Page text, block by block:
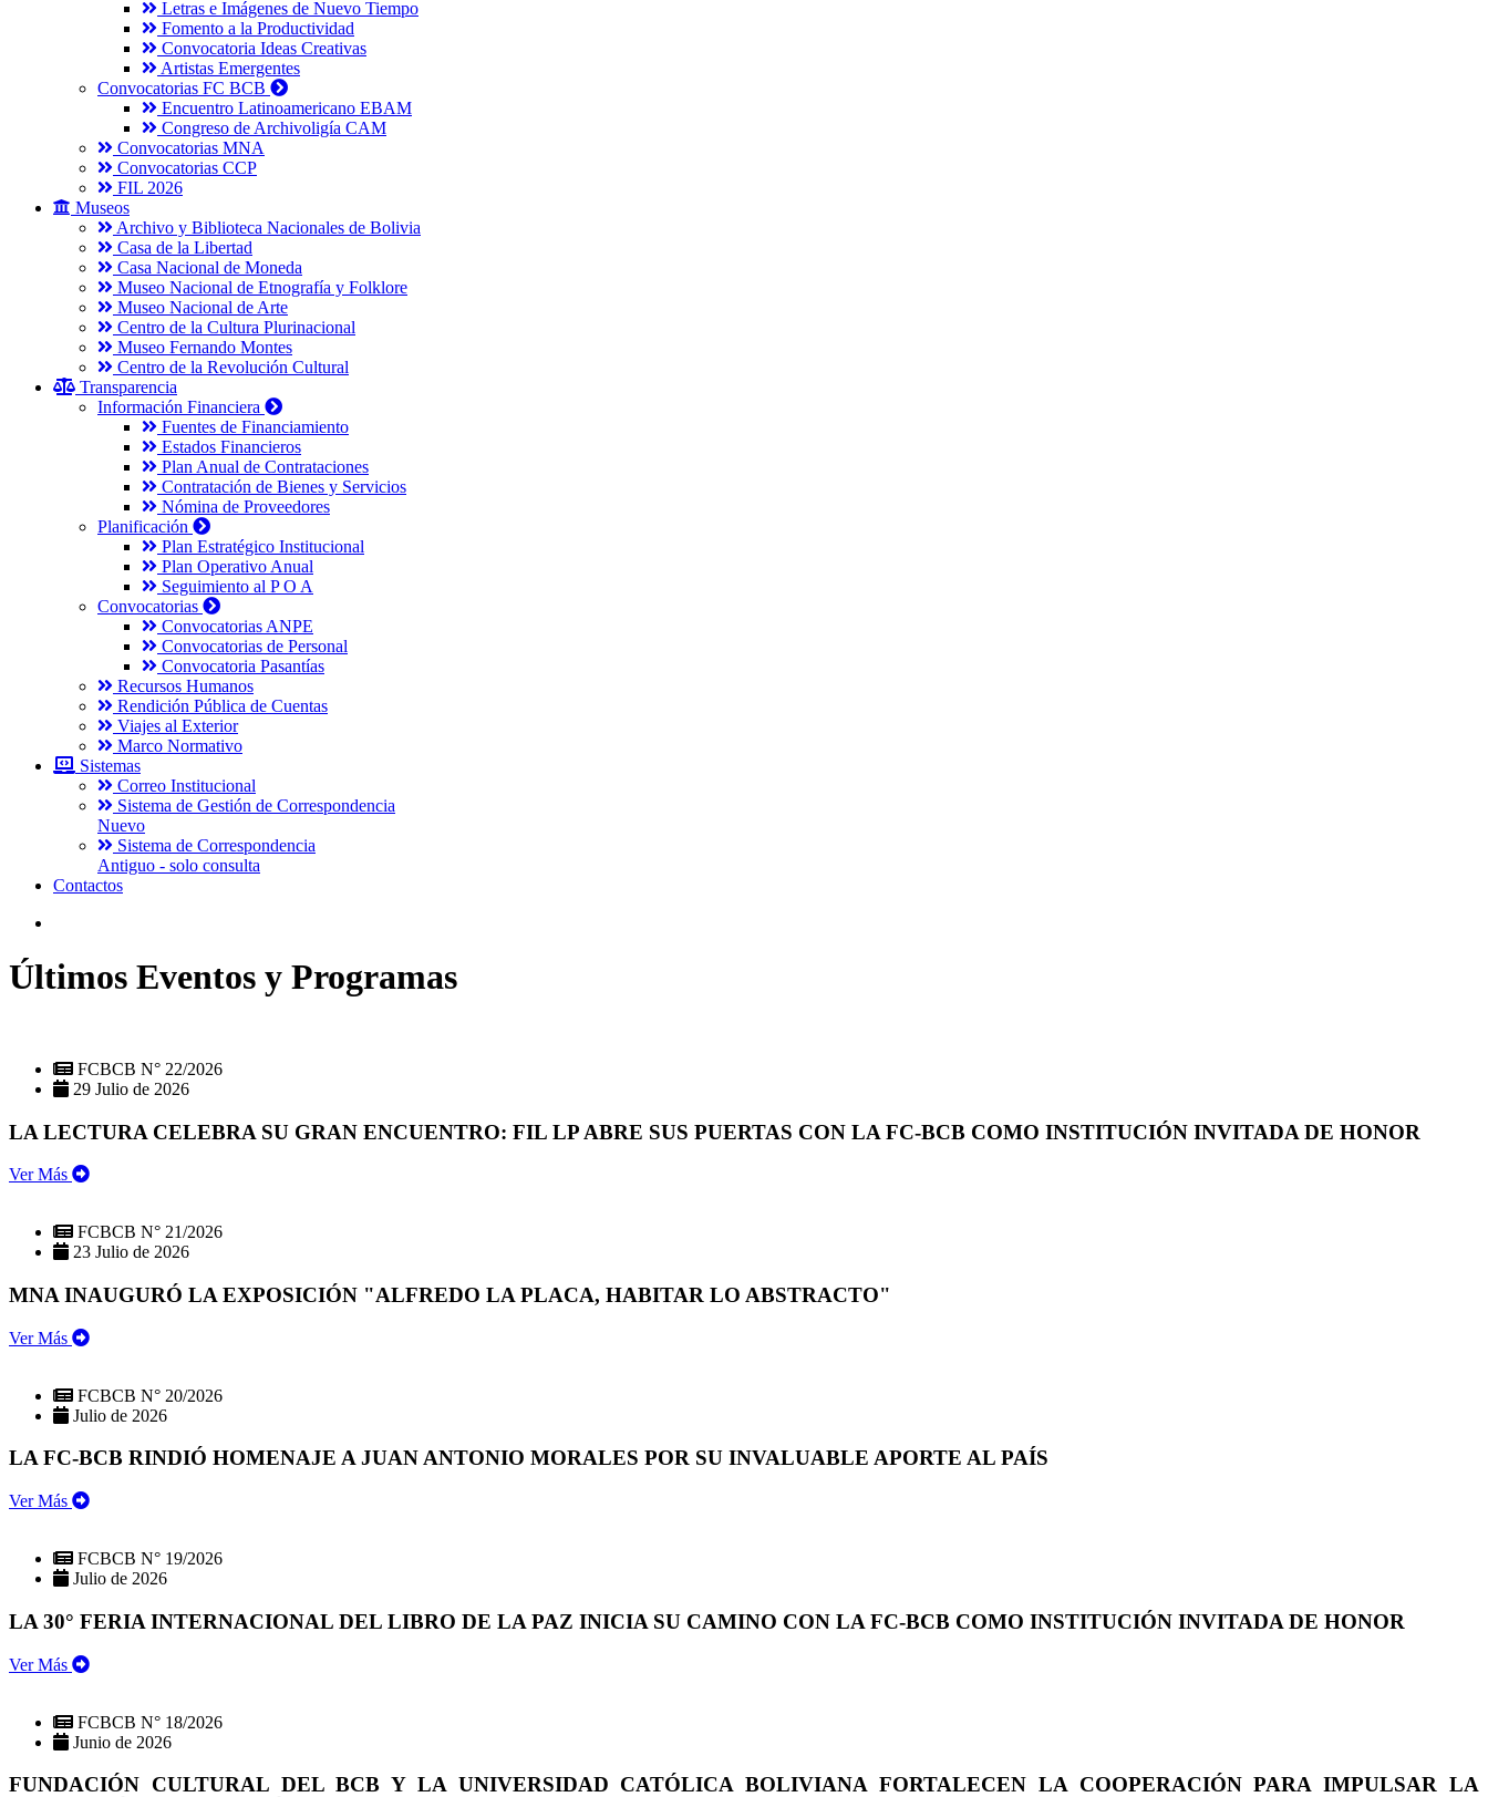
Letras e Imágenes de Nuevo Tiempo
Fomento a la Productividad
Convocatoria Ideas Creativas
Artistas Emergentes
Convocatorias FC BCB
Encuentro Latinoamericano EBAM
Congreso de Archivoligía CAM
Convocatorias MNA
Convocatorias CCP
FIL 2026
Museos
Archivo y Biblioteca Nacionales de Bolivia
Casa de la Libertad
Casa Nacional de Moneda
Museo Nacional de Etnografía y Folklore
Museo Nacional de Arte
Centro de la Cultura Plurinacional
Museo Fernando Montes
Centro de la Revolución Cultural
Transparencia
Información Financiera
Fuentes de Financiamiento
Estados Financieros
Plan Anual de Contrataciones
Contratación de Bienes y Servicios
Nómina de Proveedores
Planificación
Plan Estratégico Institucional
Plan Operativo Anual
Seguimiento al P O A
Convocatorias
Convocatorias ANPE
Convocatorias de Personal
Convocatoria Pasantías
Recursos Humanos
Rendición Pública de Cuentas
Viajes al Exterior
Marco Normativo
Sistemas
Correo Institucional
Sistema de Gestión de Correspondencia
Nuevo
Sistema de Correspondencia
Antiguo - solo consulta
Contactos
Últimos Eventos y Programas
FCBCB N° 22/2026
29 Julio de 2026
LA LECTURA CELEBRA SU GRAN ENCUENTRO: FIL LP ABRE SUS PUERTAS CON LA FC-BCB COMO INSTITUCIÓN INVITADA DE HONOR
Ver Más
FCBCB N° 21/2026
23 Julio de 2026
MNA INAUGURÓ LA EXPOSICIÓN "ALFREDO LA PLACA, HABITAR LO ABSTRACTO"
Ver Más
FCBCB N° 20/2026
Julio de 2026
LA FC-BCB RINDIÓ HOMENAJE A JUAN ANTONIO MORALES POR SU INVALUABLE APORTE AL PAÍS
Ver Más
FCBCB N° 19/2026
Julio de 2026
LA 30° FERIA INTERNACIONAL DEL LIBRO DE LA PAZ INICIA SU CAMINO CON LA FC-BCB COMO INSTITUCIÓN INVITADA DE HONOR
Ver Más
FCBCB N° 18/2026
Junio de 2026
FUNDACIÓN CULTURAL DEL BCB Y LA UNIVERSIDAD CATÓLICA BOLIVIANA FORTALECEN LA COOPERACIÓN PARA IMPULSAR LA